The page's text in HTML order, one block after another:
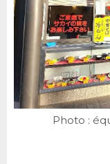
Photo :